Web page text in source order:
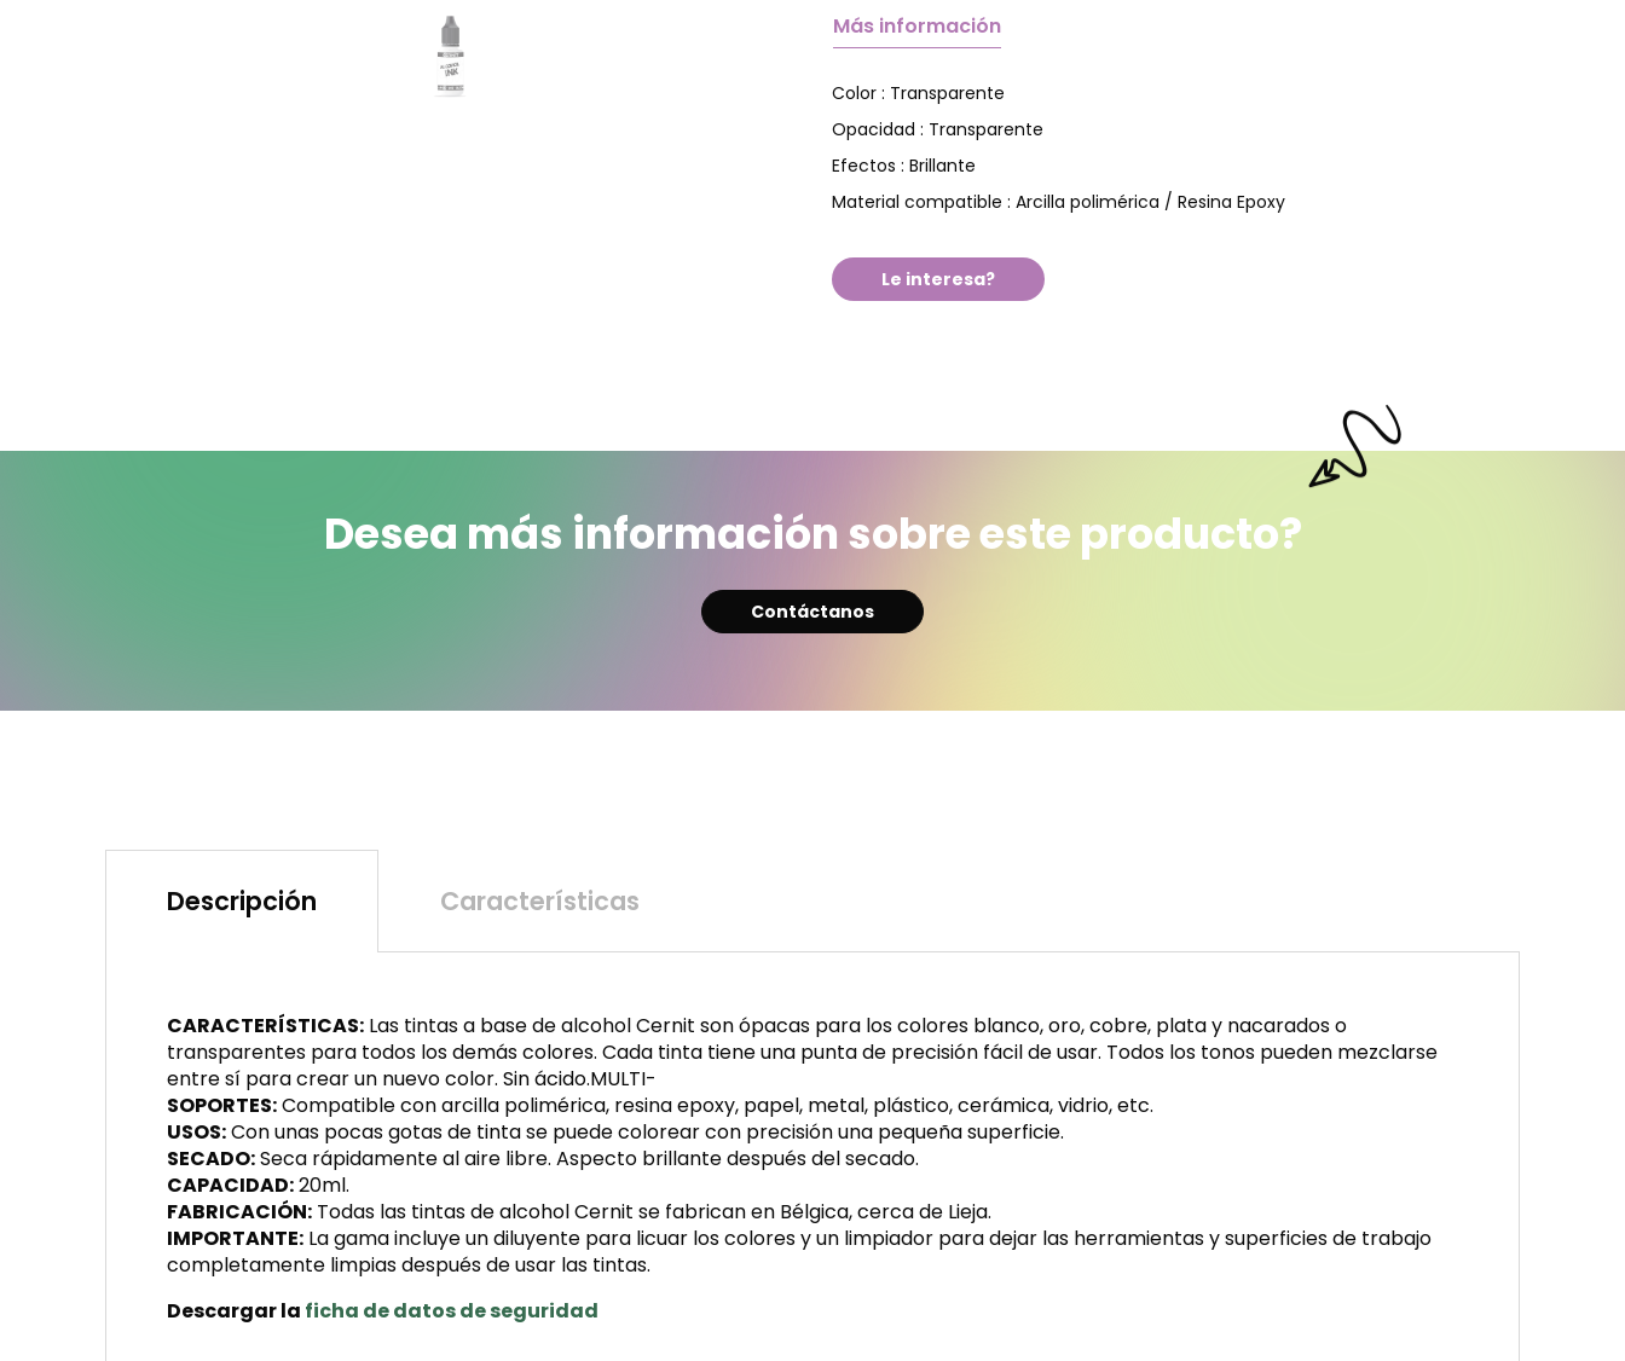
Más información
Color : Transparente
Opacidad : Transparente
Efectos : Brillante
Material compatible : Arcilla polimérica / Resina Epoxy
Le interesa?
Desea más información sobre este producto?
Contáctanos
Descripción Características
CARACTERÍSTICAS: Las tintas a base de alcohol Cernit son ópacas para los colores blanco, oro, cobre, plata y nacarados o
transparentes para todos los demás colores. Cada tinta tiene una punta de precisión fácil de usar. Todos los tonos pueden mezclarse
entre sí para crear un nuevo color. Sin ácido.MULTI-
SOPORTES:Compatible con arcilla polimérica, resina epoxy, papel, metal, plástico, cerámica, vidrio, etc.
USOS:Con unas pocas gotas de tinta se puede colorear con precisión una pequeña superficie.
SECADO:Seca rápidamente al aire libre. Aspecto brillante después del secado.
CAPACIDAD:20ml.
FABRICACIÓN: Todas las tintas de alcohol Cernit se fabrican en Bélgica, cerca de Lieja.
IMPORTANTE: La gama incluye un diluyente para licuar los colores y un limpiador para dejar las herramientas y superficies de trabajo
completamente limpias después de usar las tintas.
Descargar la ficha de datos de seguridad